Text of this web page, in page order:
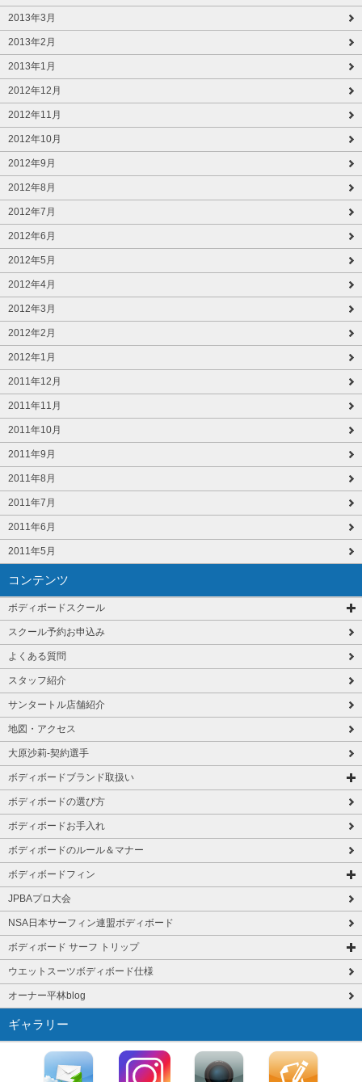
2013年3月
2013年2月
2013年1月
2012年12月
2012年11月
2012年10月
2012年9月
2012年8月
2012年7月
2012年6月
2012年5月
2012年4月
2012年3月
2012年2月
2012年1月
2011年12月
2011年11月
2011年10月
2011年9月
2011年8月
2011年7月
2011年6月
2011年5月
コンテンツ
ボディボードスクール
スクール予約お申込み
よくある質問
スタッフ紹介
サンタートル店舗紹介
地図・アクセス
大原沙莉-契約選手
ボディボードブランド取扱い
ボディボードの選び方
ボディボードお手入れ
ボディボードのルール＆マナー
ボディボードフィン
JPBAプロ大会
NSA日本サーフィン連盟ボディボード
ボディボード サーフ トリップ
ウエットスーツボディボード仕様
オーナー平林blog
ギャラリー